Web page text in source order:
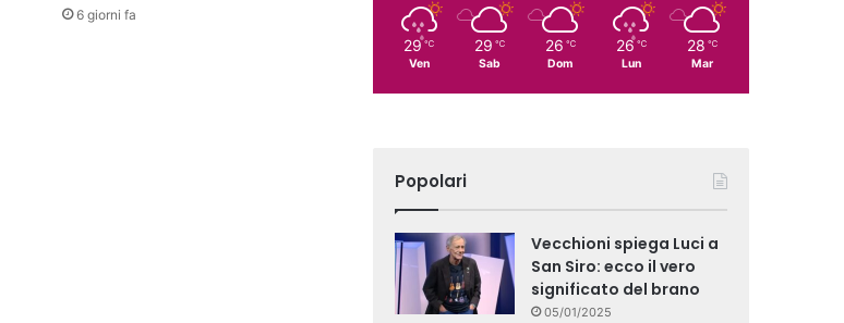
6 giorni fa
29 ℃
Ven
29 ℃
Sab
26 ℃
Dom
26 ℃
Lun
28 ℃
Mar
Popolari
Vecchioni spiega Luci a
San Siro: ecco il vero
significato del brano
05/01/2025